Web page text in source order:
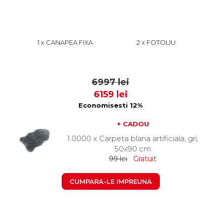
1 x CANAPEA FIXA
2 x FOTOLIU
6997 lei
6159 lei
Economisesti 12%
+ CADOU
1.0000 x Carpeta blana artificiala, gri,
50x90 cm
99 lei Gratuit
CUMPARA-LE IMPREUNA